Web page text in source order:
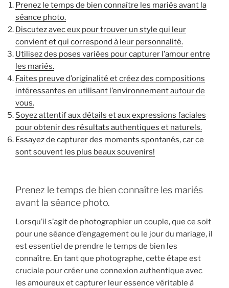
Prenez le temps de bien connaître les mariés avant la
séance photo.
Discutez avec eux pour trouver un style qui leur
convient et qui correspond à leur personnalité.
Utilisez des poses variées pour capturer l’amour entre
les mariés.
Faites preuve d’originalité et créez des compositions
intéressantes en utilisant l’environnement autour de
vous.
Soyez attentif aux détails et aux expressions faciales
pour obtenir des résultats authentiques et naturels.
Essayez de capturer des moments spontanés, car ce
sont souvent les plus beaux souvenirs!
Prenez le temps de bien connaître les mariés
avant la séance photo.
Lorsqu’il s’agit de photographier un couple, que ce soit
pour une séance d’engagement ou le jour du mariage, il
est essentiel de prendre le temps de bien les
connaître. En tant que photographe, cette étape est
cruciale pour créer une connexion authentique avec
les amoureux et capturer leur essence véritable à